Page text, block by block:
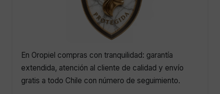
En Oropiel compras con tranquilidad: garantía
extendida, atención al cliente de calidad y envío
gratis a todo Chile con número de seguimiento.